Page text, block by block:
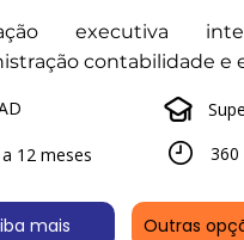
executiva
contabilidade e
12 meses
360
mais Outras